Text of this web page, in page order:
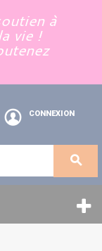
à
vie !
CONNEXION